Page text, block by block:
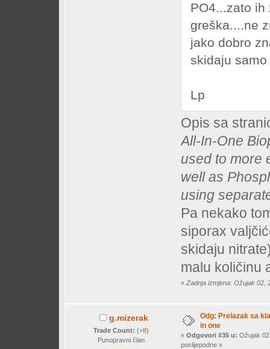
PO4...zato
greška....ne
jako dobro
skidaju
Lp
Opis sa
All-In-One
used to more
well as
using
Pa nekako
siporax
skidaju
malu količinu
« Zadnja izmjena: Ožujak 02,
g.mizerak
Trade Count: (+8)
Punopravni član
Odg: Prelazak sa
in one
« Odgovori #35 u: Ožujak
poslijepodne »